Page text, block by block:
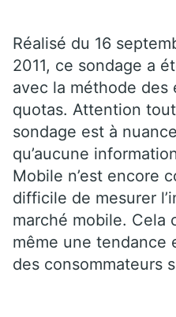
Réalisé du 16
2011, ce sondage a
avec la méthode des
quotas. Attention
sondage est à
qu’aucune
Mobile n’est encore
difficile de mesurer
marché mobile. Cela
même une
des consommateurs